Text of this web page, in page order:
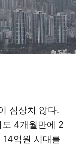
심상치 않다.
4개월만에 2
억원 시대를